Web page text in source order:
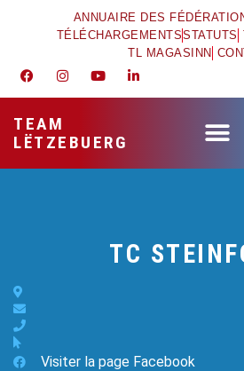
ANNUAIRE DES
TÉLÉCHARGEMENTSSTATUTS
TL MAGASINN
TEAM
LËTZEBUERG
TC
Visiter la page Facebook